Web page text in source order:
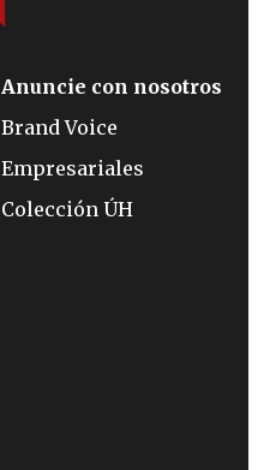
Anuncie con nosotros
Brand Voice
Empresariales
Colección ÚH